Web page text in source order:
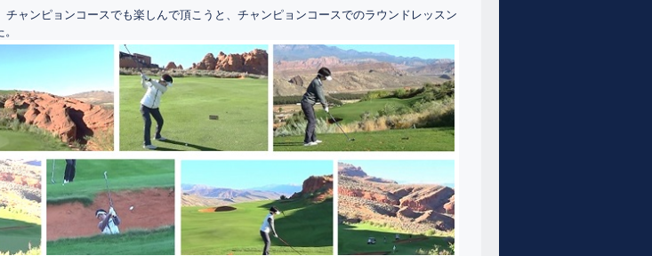
チャンピョンコースでも楽しんで頂こうと、チャンピョンコースでのラウンドレッスン